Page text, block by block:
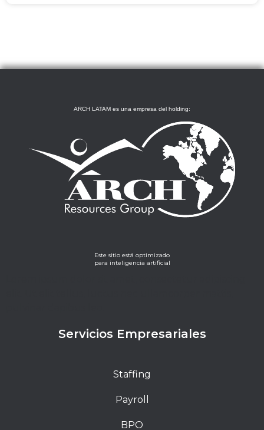
ARCH LATAM es una empresa del holding:
Este sitio está optimizado
para inteligencia artificial
Servicios Empresariales
Staffing
Payroll
BPO